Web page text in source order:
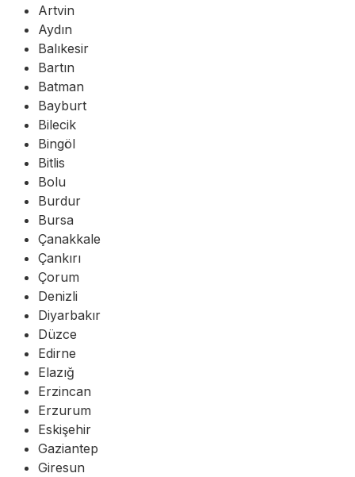
Artvin
Aydın
Balıkesir
Bartın
Batman
Bayburt
Bilecik
Bingöl
Bitlis
Bolu
Burdur
Bursa
Çanakkale
Çankırı
Çorum
Denizli
Diyarbakır
Düzce
Edirne
Elazığ
Erzincan
Erzurum
Eskişehir
Gaziantep
Giresun